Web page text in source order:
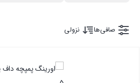
صافی‌ها نزولی